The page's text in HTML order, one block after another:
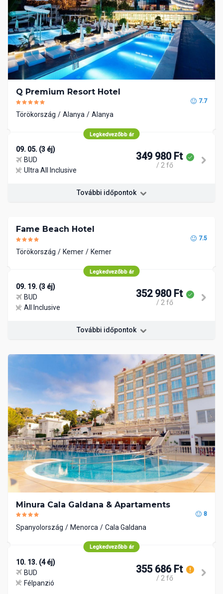
Q Premium Resort Hotel
7.7
Törökország Alanya Alanya
Legkedvezőbb ár
09. 05. (3 éj)
BUD
Ultra All Inclusive
349 980 Ft
/ 2 fő
További időpontok
Fame Beach Hotel
7.5
Törökország Kemer Kemer
Legkedvezőbb ár
09. 19. (3 éj)
BUD
All Inclusive
352 980 Ft
/ 2 fő
További időpontok
Minura Cala Galdana & Apartaments
8
Spanyolország Menorca Cala Galdana
Legkedvezőbb ár
10. 13. (4 éj)
BUD
Félpanzió
355 686 Ft
/ 2 fő